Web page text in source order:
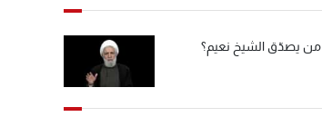
من يصدّق الشيخ نعيم؟